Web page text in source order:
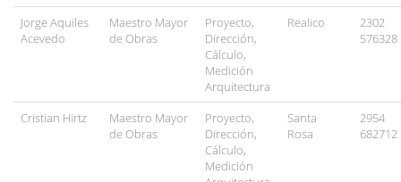
Jorge Aquiles
Acevedo
Maestro Mayor
de Obras
Proyecto,
Dirección,
Cálculo,
Medición
Arquitectura
Realico
2302
576328
Cristian Hirtz
Maestro Mayor
de Obras
Proyecto,
Dirección,
Cálculo,
Medición
Santa
Rosa
2954
682712